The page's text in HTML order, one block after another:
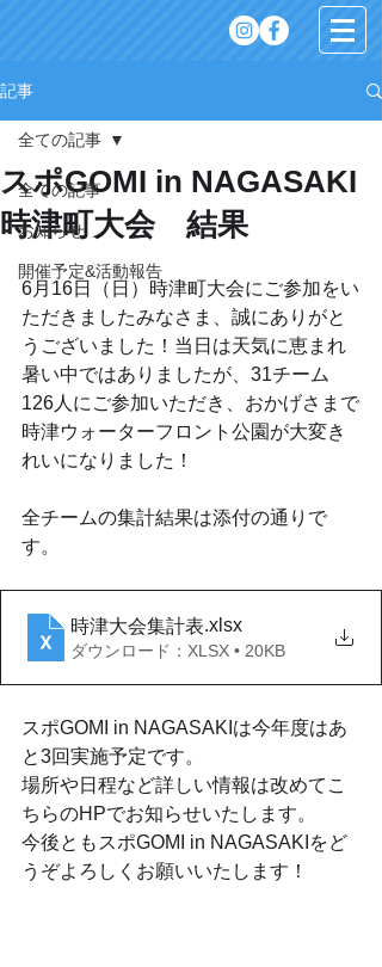
記事
全ての記事
お知らせ
開催予定&活動報告
全ての記事
スポGOMI in NAGASAKI
時津町大会 結果
6月16日（日）時津町大会にご参加をい
ただきましたみなさま、誠にありがと
うございました！当日は天気に恵まれ
暑い中ではありましたが、31チーム
126人にご参加いただき、おかげさまで
時津ウォーターフロント公園が大変き
れいになりました！
全チームの集計結果は添付の通りで
す。
時津大会集計表.xlsx
ダウンロード：XLSX • 20KB
スポGOMI in NAGASAKIは今年度はあ
と3回実施予定です。
場所や日程など詳しい情報は改めてこ
ちらのHPでお知らせいたします。
今後ともスポGOMI in NAGASAKIをど
うぞよろしくお願いいたします！